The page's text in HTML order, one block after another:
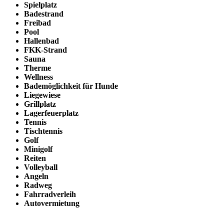
Spielplatz
Badestrand
Freibad
Pool
Hallenbad
FKK-Strand
Sauna
Therme
Wellness
Bademöglichkeit für Hunde
Liegewiese
Grillplatz
Lagerfeuerplatz
Tennis
Tischtennis
Golf
Minigolf
Reiten
Volleyball
Angeln
Radweg
Fahrradverleih
Autovermietung